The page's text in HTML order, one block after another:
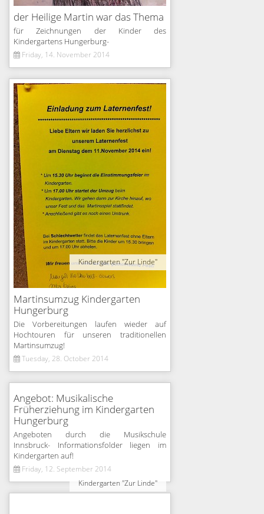
der Heilige Martin war das Thema
für Zeichnungen der Kinder des
Kindergartens Hungerburg-
Friday, 14. November 2014
Kindergarten "Zur Linde"
Martinsumzug Kindergarten
Hungerburg
Die Vorbereitungen laufen wieder auf
Hochtouren für unseren traditionellen
Martinsumzug!
Tuesday, 28. October 2014
Angebot: Musikalische
Früherziehung im Kindergarten
Hungerburg
Angeboten durch die Musikschule
Innsbruck- Informationsfolder liegen im
Kindergarten auf!
Friday, 12. September 2014
Kindergarten "Zur Linde"